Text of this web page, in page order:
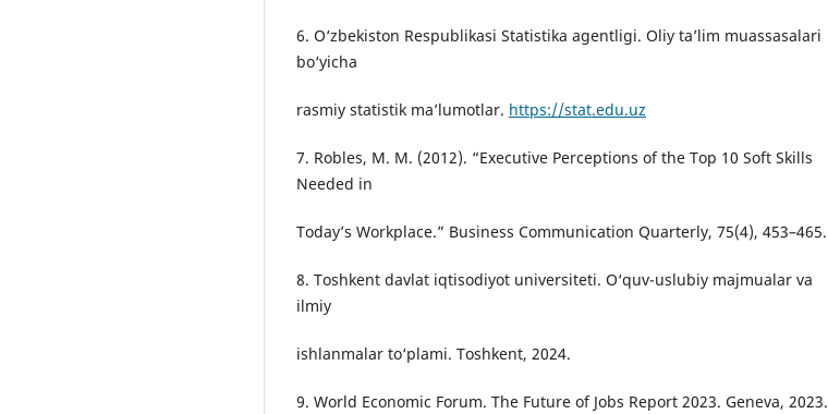
6. O‘zbekiston Respublikasi Statistika agentligi. Oliy ta’lim muassasalari
bo‘yicha
rasmiy statistik ma’lumotlar. https://stat.edu.uz
7. Robles, M. M. (2012). “Executive Perceptions of the Top 10 Soft Skills
Needed in
Today’s Workplace.” Business Communication Quarterly, 75(4), 453–465.
8. Toshkent davlat iqtisodiyot universiteti. O‘quv-uslubiy majmualar va
ilmiy
ishlanmalar to‘plami. Toshkent, 2024.
9. World Economic Forum. The Future of Jobs Report 2023. Geneva, 2023.